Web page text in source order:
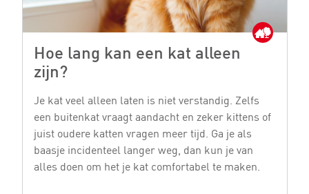
Hoe lang kan een kat alleen
zijn?
Je kat veel alleen laten is niet verstandig. Zelfs
een buitenkat vraagt aandacht en zeker kittens of
juist oudere katten vragen meer tijd. Ga je als
baasje incidenteel langer weg, dan kun je van
alles doen om het je kat comfortabel te maken.